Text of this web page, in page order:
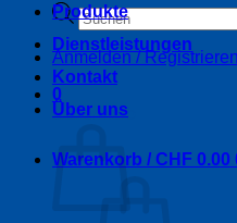
Products
search
Anmelden / Registrieren
0
Warenkorb
Produkte
Dienstleistungen
Kontakt
Über uns
Warenkorb / CHF 0.00